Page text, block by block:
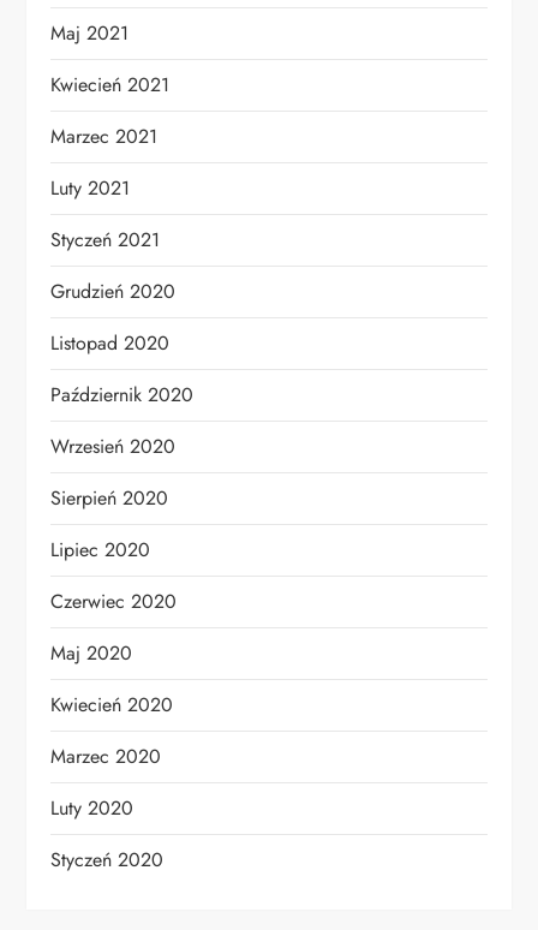
Maj 2021
Kwiecień 2021
Marzec 2021
Luty 2021
Styczeń 2021
Grudzień 2020
Listopad 2020
Październik 2020
Wrzesień 2020
Sierpień 2020
Lipiec 2020
Czerwiec 2020
Maj 2020
Kwiecień 2020
Marzec 2020
Luty 2020
Styczeń 2020